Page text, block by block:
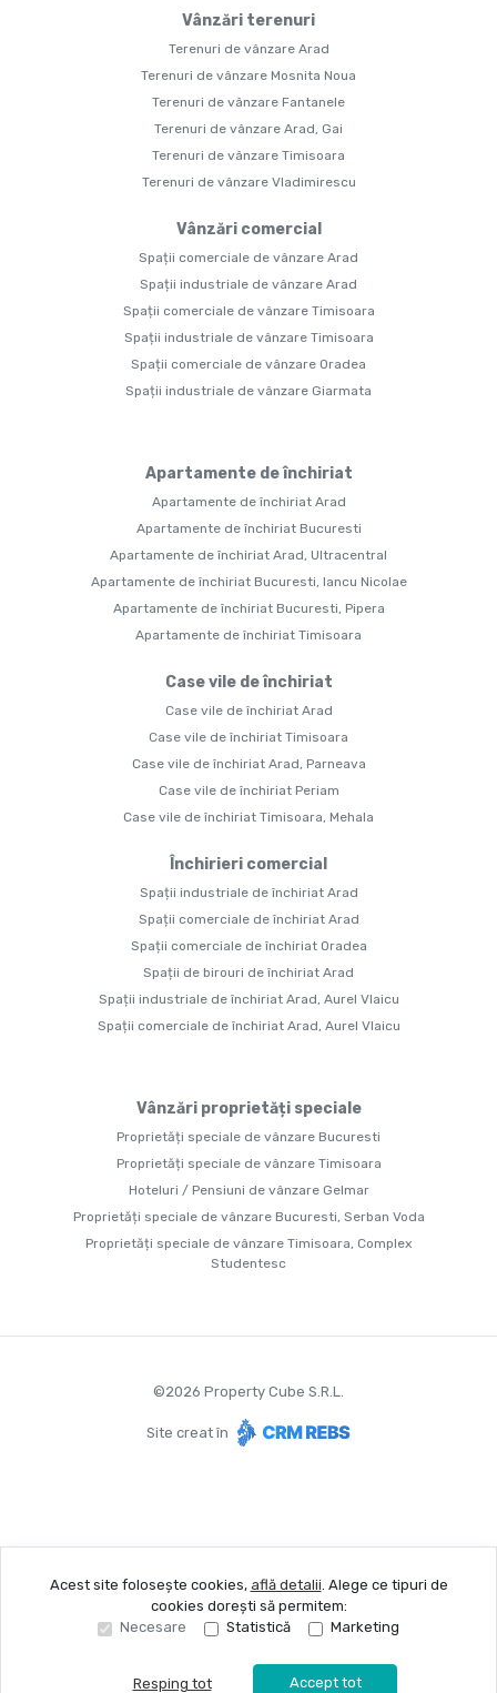
Vânzări terenuri
Terenuri de vânzare Arad
Terenuri de vânzare Mosnita Noua
Terenuri de vânzare Fantanele
Terenuri de vânzare Arad, Gai
Terenuri de vânzare Timisoara
Terenuri de vânzare Vladimirescu
Vânzări comercial
Spații comerciale de vânzare Arad
Spații industriale de vânzare Arad
Spații comerciale de vânzare Timisoara
Spații industriale de vânzare Timisoara
Spații comerciale de vânzare Oradea
Spații industriale de vânzare Giarmata
Apartamente de închiriat
Apartamente de închiriat Arad
Apartamente de închiriat Bucuresti
Apartamente de închiriat Arad, Ultracentral
Apartamente de închiriat Bucuresti, Iancu Nicolae
Apartamente de închiriat Bucuresti, Pipera
Apartamente de închiriat Timisoara
Case vile de închiriat
Case vile de închiriat Arad
Case vile de închiriat Timisoara
Case vile de închiriat Arad, Parneava
Case vile de închiriat Periam
Case vile de închiriat Timisoara, Mehala
Închirieri comercial
Spații industriale de închiriat Arad
Spații comerciale de închiriat Arad
Spații comerciale de închiriat Oradea
Spații de birouri de închiriat Arad
Spații industriale de închiriat Arad, Aurel Vlaicu
Spații comerciale de închiriat Arad, Aurel Vlaicu
Vânzări proprietăți speciale
Proprietăți speciale de vânzare Bucuresti
Proprietăți speciale de vânzare Timisoara
Hoteluri / Pensiuni de vânzare Gelmar
Proprietăți speciale de vânzare Bucuresti, Serban Voda
Proprietăți speciale de vânzare Timisoara, Complex
Studentesc
©2026 Property Cube S.R.L.
Site creat în
Acest site folosește cookies, află detalii. Alege ce tipuri de
cookies dorești să permitem:
Necesare
Statistică Marketing
Resping tot Accept tot